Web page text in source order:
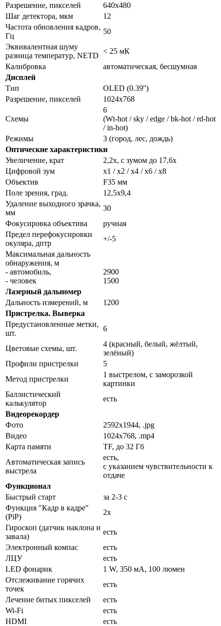
Разрешение, пикселей
640x480
Шаг детектора, мкм
12
Частота обновления кадров,
Гц
50
Эквивалентная шуму
разница температур, NETD
< 25 мК
Калибровка
автоматическая, бесшумная
Дисплей
Тип
OLED (0.39'')
Разрешение, пикселей
1024x768
Схемы
6
(Wt-hot / sky / edge / bk-hot / rd-hot
/ in-hot)
Режимы
3 (город, лес, дождь)
Оптические характеристики
Увеличение, крат
2,2x, с зумом до 17,6x
Цифровой зум
x1 / x2 / x4 / x6 / x8
Объектив
F35 мм
Поле зрения, град.
12,5x9,4
Удаление выходного зрачка,
мм
30
Фокусировка объектива
ручная
Предел перефокусировки
окуляра, дптр
+/-5
Максимальная дальность
обнаружения, м
- автомобиль,
- человек
2900
1500
Лазерный дальномер
Дальность измерений, м
1200
Пристрелка. Выверка
Предустановленные метки,
шт.
6
Цветовые схемы, шт.
4 (красный, белый, жёлтый,
зелёный)
Профили пристрелки
5
Метод пристрелки
1 выстрелом, с заморозкой
картинки
Баллистический
калькулятор
есть
Видеорекордер
Фото
2592x1944, .jpg
Видео
1024x768, .mp4
Карта памяти
TF, до 32 Гб
Автоматическая запись
выстрела
есть,
с указанием чувствительности к
отдаче
Функционал
Быстрый старт
за 2-3 с
Функция "Кадр в кадре"
(PiP)
2x
Гироскоп (датчик наклона и
завала)
есть
Электронный компас
есть
ЛЦУ
есть
LED фонарик
1 W, 350 мА, 100 люмен
Отслеживание горячих
точек
есть
Лечение битых пикселей
есть
Wi-Fi
есть
HDMI
есть